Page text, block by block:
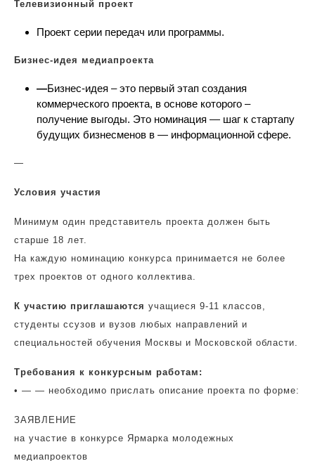
Телевизионный проект
Проект серии передач или программы.
Бизнес-идея медиапроекта
—Бизнес-идея – это первый этап создания
коммерческого проекта, в основе которого –
получение выгоды. Это номинация — шаг к стартапу
будущих бизнесменов в — информационной сфере.
—
Условия участия
Минимум один представитель проекта должен быть
старше 18 лет.
На каждую номинацию конкурса принимается не более
трех проектов от одного коллектива.
К участию приглашаются учащиеся 9-11 классов,
студенты ссузов и вузов любых направлений и
специальностей обучения Москвы и Московской области.
Требования к конкурсным работам:
• — — необходимо прислать описание проекта по форме:
ЗАЯВЛЕНИЕ
на участие в конкурсе Ярмарка молодежных
медиапроектов